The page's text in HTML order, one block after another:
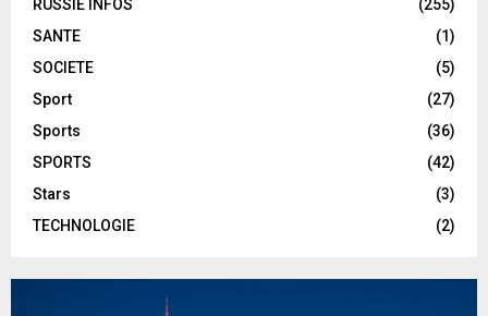
RUSSIE INFOS
(255)
SANTE
(1)
SOCIETE
(5)
Sport
(27)
Sports
(36)
SPORTS
(42)
Stars
(3)
TECHNOLOGIE
(2)